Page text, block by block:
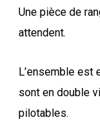
Une pièce de
attendent.
L’ensemble est
sont en double
pilotables.